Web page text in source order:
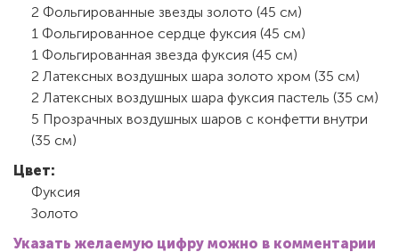
2 Фольгированные звезды золото (45 см)
1 Фольгированное сердце фуксия (45 см)
1 Фольгированная звезда фуксия (45 см)
2 Латексных воздушных шара золото хром (35 см)
2 Латексных воздушных шара фуксия пастель (35 см)
5 Прозрачных воздушных шаров с конфетти внутри
(35 см)
Цвет:
Фуксия
Золото
Указать желаемую цифру можно в комментарии